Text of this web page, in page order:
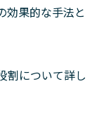
効果的な手法と
割について詳し